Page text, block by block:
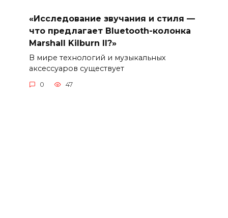
«Исследование звучания и стиля —
что предлагает Bluetooth-колонка
Marshall Kilburn II?»
В мире технологий и музыкальных
аксессуаров существует
0 47